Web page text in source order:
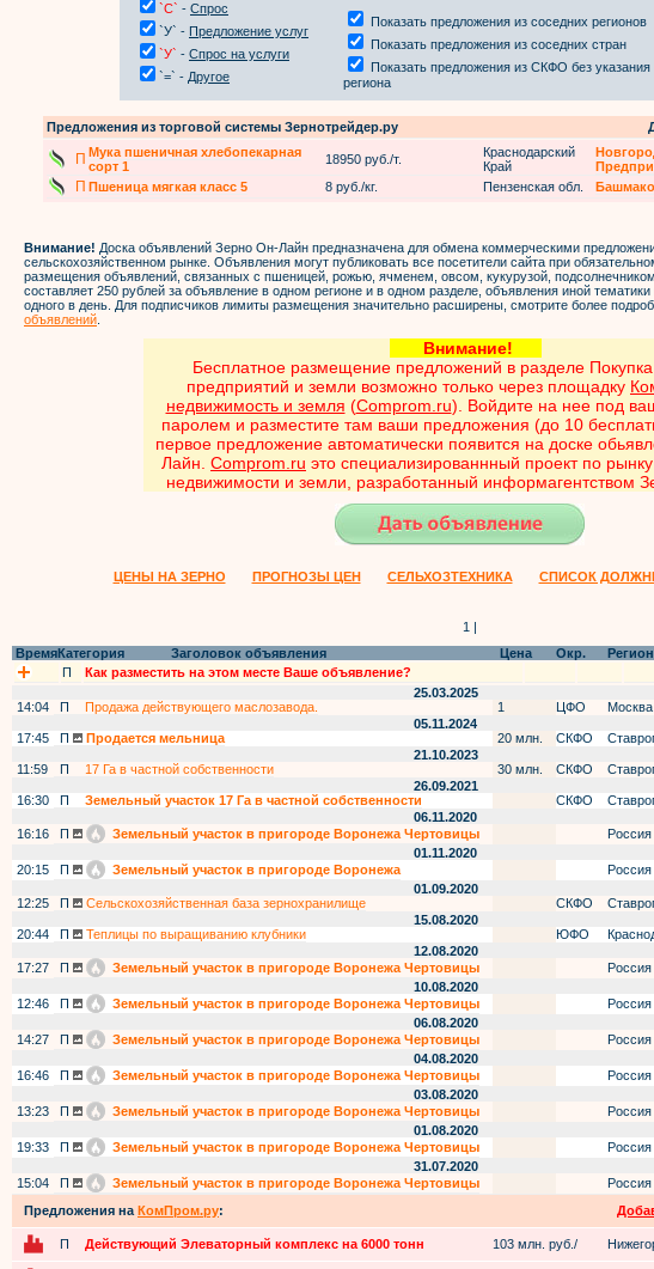
`С` - Спрос
`У` - Предложение услуг
`У` - Спрос на услуги
`=` - Другое
Показать предложения из соседних регионов
Показать предложения из соседних стран
Показать предложения из СКФО без указания
региона
Предложения из торговой системы Зернотрейдер.ру
П Мука пшеничная хлебопекарная
сорт 1
18950 руб./т.
Краснодарский
Край
П Пшеница мягкая класс 5 8 руб./кг. Пензенская обл.
Внимание! Доска объявлений Зерно Он-Лайн предназначена для обмена коммерческими
сельскохозяйственном рынке. Объявления могут публиковать все посетители сайта при
размещения объявлений, связанных с пшеницей, рожью, ячменем, овсом, кукурузой,
составляет 250 рублей за объявление в одном регионе и в одном разделе, объявления иной
одного в день. Для подписчиков лимиты размещения значительно расширены, смотрите более
объявлений
Внимание!
Бесплатное размещение предложений в разделе
предприятий и земли возможно только через площадку
недвижимость и земля (Comprom.ru). Войдите на нее под
паролем и разместите там ваши предложения (до 10
первое предложение автоматически появится на доске
Лайн. Comprom.ru это специализированнный проект по
недвижимости и земли, разработанный информагентством
ЦЕНЫ НА ЗЕРНО ПРОГНОЗЫ ЦЕН СЕЛЬХОЗТЕХНИКА СПИСОК
1 |
ВремяКатегория Заголовок объявления Цена Окр. Регион
П
Как разместить на этом месте Ваше объявление?
25.03.2025
14:04
П Продажа действующего маслозавода. 1 ЦФО Москва
05.11.2024
17:45
П Продается мельница 20 млн. СКФО
21.10.2023
11:59
П 17 Га в частной собственности 30 млн. СКФО
26.09.2021
16:30
П Земельный участок 17 Га в частной собственности СКФО
06.11.2020
16:16
П Земельный участок в пригороде Воронежа Чертовицы Россия
01.11.2020
20:15
П Земельный участок в пригороде Воронежа Россия
01.09.2020
12:25
П Сельскохозяйственная база зернохранилище СКФО
15.08.2020
20:44
П Теплицы по выращиванию клубники ЮФО
12.08.2020
17:27
П Земельный участок в пригороде Воронежа Чертовицы Россия
10.08.2020
12:46
П Земельный участок в пригороде Воронежа Чертовицы Россия
06.08.2020
14:27
П Земельный участок в пригороде Воронежа Чертовицы Россия
04.08.2020
16:46
П Земельный участок в пригороде Воронежа Чертовицы Россия
03.08.2020
13:23
П Земельный участок в пригороде Воронежа Чертовицы Россия
01.08.2020
19:33
П Земельный участок в пригороде Воронежа Чертовицы Россия
31.07.2020
15:04
П Земельный участок в пригороде Воронежа Чертовицы Россия
Предложения на КомПром.ру:
П Действующий Элеваторный комплекс на 6000 тонн 103 млн. руб./